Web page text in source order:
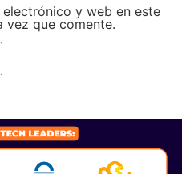
y web en este
vez que comente.